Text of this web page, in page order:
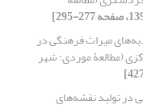
میراث فرهنگی در
(مطالعۀ موردی: شهر
در تولید نقشه‌های